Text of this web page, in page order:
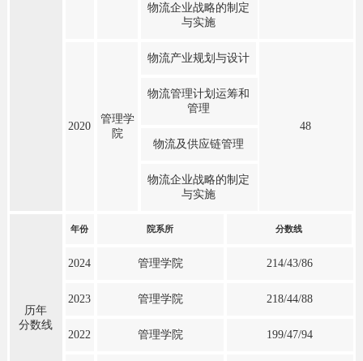
物流企业战略的制定
与实施
2020
管理学
院
物流产业规划与设计
48
物流管理计划运筹和
管理
物流及供应链管理
物流企业战略的制定
与实施
历年
分数线
年份 院系所 分数线
2024 管理学院 214/43/86
2023 管理学院 218/44/88
2022 管理学院 199/47/94